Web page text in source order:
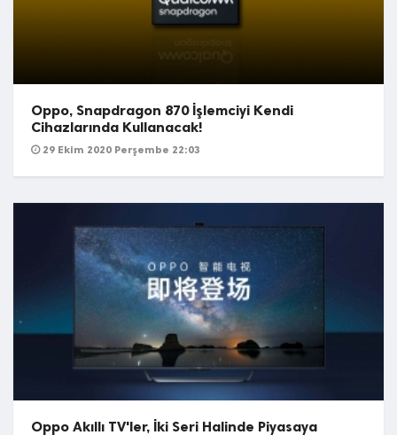
Oppo, Snapdragon 870 İşlemciyi Kendi
Cihazlarında Kullanacak!
29 Ekim 2020 Perşembe 22:03
Oppo Akıllı TV'ler, İki Seri Halinde Piyasaya